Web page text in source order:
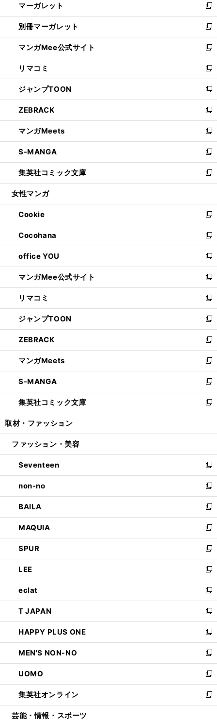
く
で
開
く
ド
ウ
で
開
く
い
ウ
ィ
ン
ド
ウ
で
開
く
マーガレット
新
し
い
ウ
ィ
ン
ド
ウ
で
開
く
別冊マーガレット
新
し
い
ウ
ィ
ン
ド
ウ
で
開
く
マンガMee公式サイト
新
し
い
ウ
ィ
ン
ド
ウ
で
開
く
リマコミ
新
し
い
ウ
ィ
ン
ド
ウ
で
開
く
ジャンプTOON
新
し
い
ウ
ィ
ン
ド
ウ
で
開
ZEBRACK
新
し
い
ウ
ィ
ン
ド
ウ
開
く
マンガMeets
新
し
い
ウ
ィ
ン
ウ
で
開
く
S-MANGA
新
し
い
ウ
ン
ド
ウ
で
開
く
集英社コミック文庫
新
し
ウ
ィ
ン
ド
ウ
で
開
く
女性マンガ
Cookie
新
し
い
ウ
ィ
ン
ド
ウ
で
開
く
Cocohana
新
し
い
ウ
ィ
ン
ド
ウ
で
開
く
office YOU
新
し
い
ウ
ィ
ン
ド
ウ
で
開
く
マンガMee公式サイト
新
し
い
ウ
ィ
ン
ド
ウ
で
開
く
リマコミ
新
し
い
ウ
ィ
ン
ド
ウ
で
開
く
ジャンプTOON
新
し
い
ウ
ィ
ン
ド
ウ
で
開
ZEBRACK
新
し
い
ウ
ィ
ン
ド
ウ
開
マンガMeets
新
し
い
ウ
ィ
ン
ウ
開
く
S-MANGA
新
し
い
ウ
ン
ウ
で
開
く
集英社コミック文庫
新
し
ウ
ン
ド
ウ
で
開
く
取材・ファッション
ファッション・美容
Seventeen
新
し
い
ウ
ィ
ン
ド
ウ
で
開
く
non-no
新
し
い
ウ
ィ
ン
ド
ウ
で
開
く
BAILA
新
し
い
ウ
ィ
ン
ド
ウ
で
開
く
MAQUIA
新
し
い
ウ
ィ
ン
ド
ウ
で
開
く
SPUR
新
し
い
ウ
ィ
ン
ド
ウ
で
開
く
LEE
新
し
い
ウ
ィ
ン
ド
ウ
で
開
く
eclat
新
し
い
ウ
ィ
ン
ド
ウ
で
開
く
T JAPAN
新
し
い
ウ
ィ
ン
ド
ウ
で
開
HAPPY PLUS ONE
新
し
い
ウ
ィ
ン
ド
ウ
MEN'S NON-NO
新
し
い
ウ
ィ
ン
UOMO
新
し
い
ウ
集英社オンライン
新
し
芸能・情報・スポーツ